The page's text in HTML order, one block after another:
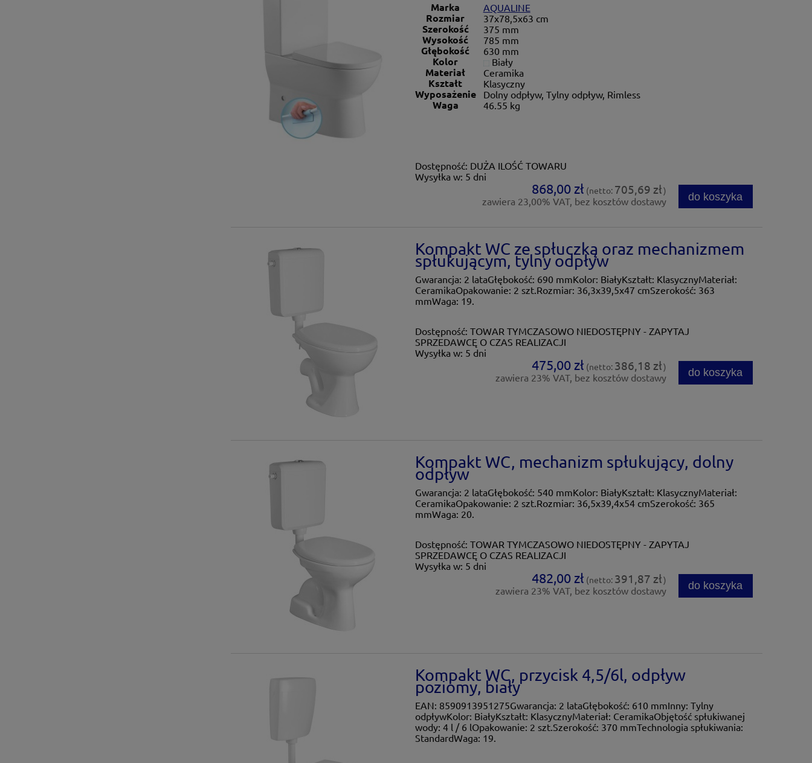
Marka AQUALINE
Rozmiar 37x78,5x63 cm
Szerokość 375 mm
Wysokość 785 mm
Głębokość 630 mm
Kolor Biały
Materiał Ceramika
Kształt Klasyczny
Wyposażenie Dolny odpływ, Tylny odpływ, Rimless
Waga 46.55 kg
Dostępność: DUŻA ILOŚĆ TOWARU
Wysyłka w: 5 dni
868,00 zł (netto: 705,69 zł)
zawiera 23,00% VAT, bez kosztów dostawy do koszyka
Kompakt WC ze spłuczką oraz mechanizmem
spłukującym, tylny odpływ
Gwarancja: 2 lataGłębokość: 690 mmKolor: BiałyKształt: KlasycznyMateriał:
CeramikaOpakowanie: 2 szt.Rozmiar: 36,3x39,5x47 cmSzerokość: 363
mmWaga: 19.
Dostępność: TOWAR TYMCZASOWO NIEDOSTĘPNY - ZAPYTAJ
SPRZEDAWCĘ O CZAS REALIZACJI
Wysyłka w: 5 dni
475,00 zł (netto: 386,18 zł)
zawiera 23% VAT, bez kosztów dostawy do koszyka
Kompakt WC, mechanizm spłukujący, dolny
odpływ
Gwarancja: 2 lataGłębokość: 540 mmKolor: BiałyKształt: KlasycznyMateriał:
CeramikaOpakowanie: 2 szt.Rozmiar: 36,5x39,4x54 cmSzerokość: 365
mmWaga: 20.
Dostępność: TOWAR TYMCZASOWO NIEDOSTĘPNY - ZAPYTAJ
SPRZEDAWCĘ O CZAS REALIZACJI
Wysyłka w: 5 dni
482,00 zł (netto: 391,87 zł)
zawiera 23% VAT, bez kosztów dostawy do koszyka
Kompakt WC, przycisk 4,5/6l, odpływ
poziomy, biały
EAN: 8590913951275Gwarancja: 2 lataGłębokość: 610 mmInny: Tylny
odpływKolor: BiałyKształt: KlasycznyMateriał: CeramikaObjętość spłukiwanej
wody: 4 l / 6 lOpakowanie: 2 szt.Szerokość: 370 mmTechnologia spłukiwania:
StandardWaga: 19.